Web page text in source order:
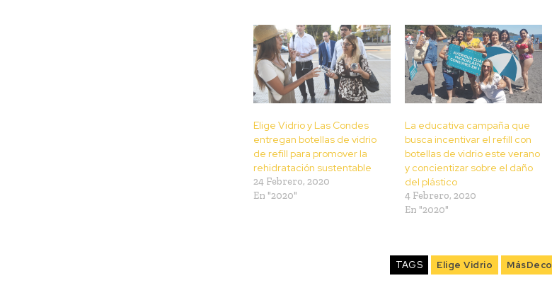
Elige Vidrio y Las Condes
entregan botellas de vidrio
de refill para promover la
rehidratación sustentable
24 Febrero, 2020
En "2020"
La educativa campaña que
busca incentivar el refill con
botellas de vidrio este verano
y concientizar sobre el daño
del plástico
4 Febrero, 2020
En "2020"
TAGS Elige Vidrio MásDeco